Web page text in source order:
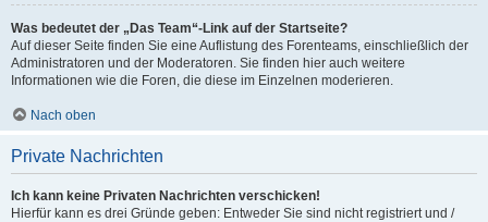
Was bedeutet der „Das Team“-Link auf der Startseite?
Auf dieser Seite finden Sie eine Auflistung des Forenteams, einschließlich der
Administratoren und der Moderatoren. Sie finden hier auch weitere
Informationen wie die Foren, die diese im Einzelnen moderieren.
Nach oben
Private Nachrichten
Ich kann keine Privaten Nachrichten verschicken!
Hierfür kann es drei Gründe geben: Entweder Sie sind nicht registriert und /